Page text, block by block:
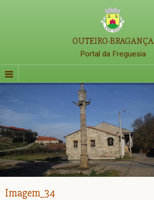
OUTEIRO-BRAGANÇA
Portal da Freguesia
Imagem_34